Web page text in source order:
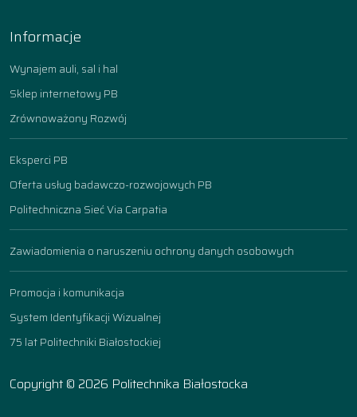
Informacje
Wynajem auli, sal i hal
Sklep internetowy PB
Zrównoważony Rozwój
Eksperci PB
Oferta usług badawczo-rozwojowych PB
Politechniczna Sieć Via Carpatia
Zawiadomienia o naruszeniu ochrony danych osobowych
Promocja i komunikacja
System Identyfikacji Wizualnej
75 lat Politechniki Białostockiej
Copyright © 2026 Politechnika Białostocka